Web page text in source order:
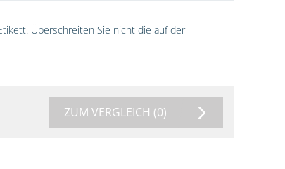
Überschreiten Sie nicht die auf der
ZUM VERGLEICH (0)